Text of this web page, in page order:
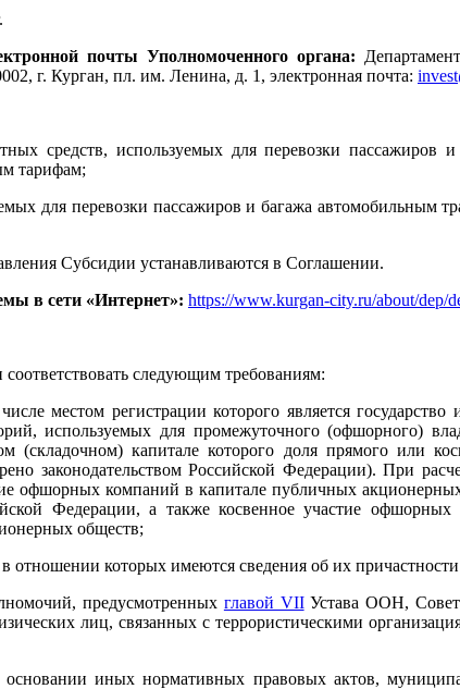
почты Уполномоченного органа:
г. Курган, пл. им. Ленина, д. 1, электронная почта:
средств, используемых для перевозки пассажиров
тарифам;
для перевозки пассажиров и багажа
Субсидии устанавливаются в Соглашении.
в сети «Интернет»: https://www.kurgan-city.ru/about/dep/
следующим требованиям:
местом регистрации которого является
используемых для промежуточного (офшорного)
капитале которого доля прямого или
законодательством Российской Федерации). При
офшорных компаний в капитале публичных
Федерации, а также косвенное участие
обществ;
которых имеются сведения об их
предусмотренных главой VIIУстава ООН,
лиц, связанных с террористическими
иных нормативных правовых актов,